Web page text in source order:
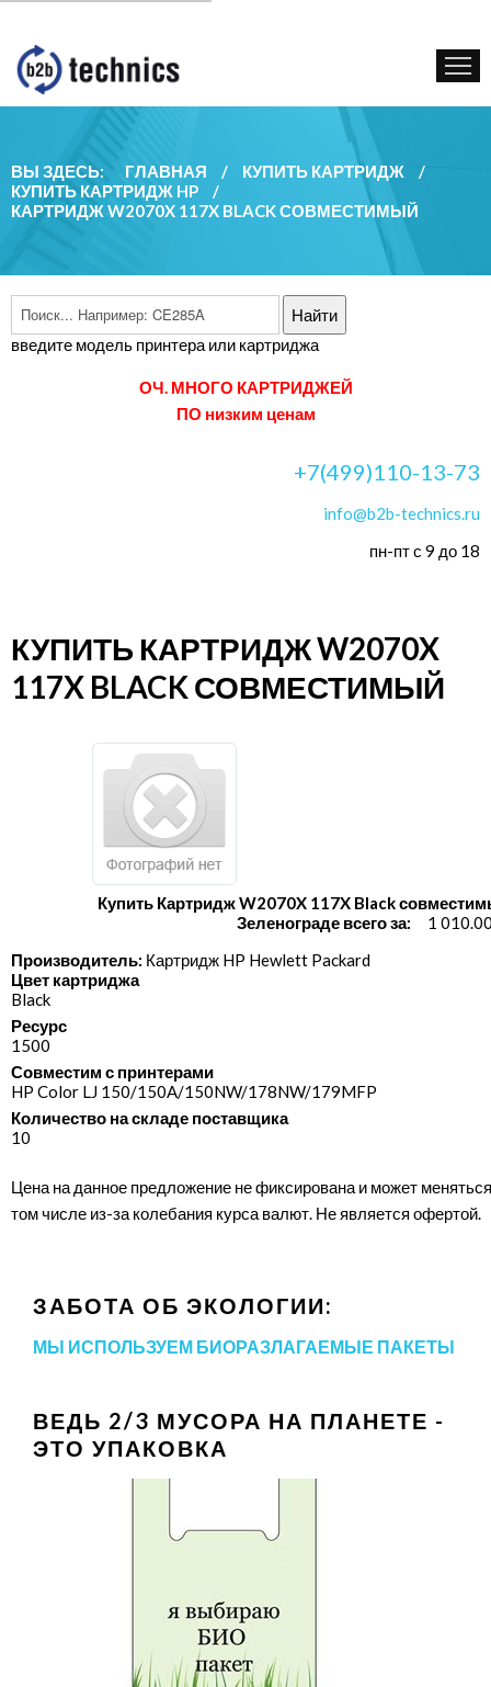
КУПИТЬ КАРТРИДЖ
ГОС. УЧРЕЖДЕНИЯМ
КОНТАКТЫ
ВЫ ЗДЕСЬ: ГЛАВНАЯ / КУПИТЬ КАРТРИДЖ
/
КУПИТЬ КАРТРИДЖ HP
/
КАРТРИДЖ W2070X 117X BLACK СОВМЕСТИМЫЙ
введите модель принтера или картриджа
ОЧ. МНОГО КАРТРИДЖЕЙ
ПО низким ценам
+7(499)110-13-73
info@b2b-technics.ru
пн-пт с 9 до 18
КУПИТЬ КАРТРИДЖ W2070X
117X BLACK СОВМЕСТИМЫЙ
Купить Картридж W2070X 117X Black
Зеленограде всего за:
1
Производитель: Картридж HP Hewlett Packard
Цвет картриджа
Black
Ресурс
1500
Совместим с принтерами
HP Color LJ 150/​150A/​150NW/​178NW/​179MFP
Количество на складе поставщика
10
Цена на данное предложение не фиксирована и может
том числе из-за колебания курса валют. Не является офертой.
ЗАБОТА ОБ ЭКОЛОГИИ:
МЫ ИСПОЛЬЗУЕМ БИОРАЗЛАГАЕМЫЕ ПАКЕТЫ
ВЕДЬ 2/3 МУСОРА НА ПЛАНЕТЕ -
ЭТО УПАКОВКА